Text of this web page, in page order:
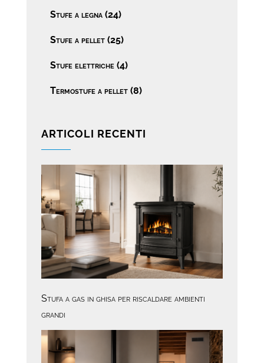
Stufe a legna (24)
Stufe a pellet (25)
Stufe elettriche (4)
Termostufe a pellet (8)
ARTICOLI RECENTI
Stufa a gas in ghisa per riscaldare ambienti
grandi